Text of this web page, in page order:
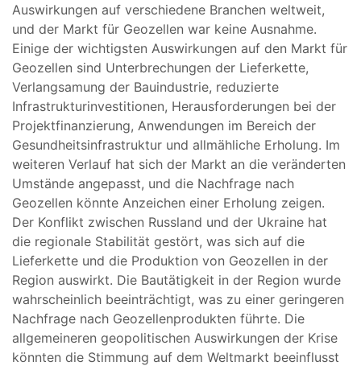
Auswirkungen auf verschiedene Branchen weltweit,
und der Markt für Geozellen war keine Ausnahme.
Einige der wichtigsten Auswirkungen auf den Markt für
Geozellen sind Unterbrechungen der Lieferkette,
Verlangsamung der Bauindustrie, reduzierte
Infrastrukturinvestitionen, Herausforderungen bei der
Projektfinanzierung, Anwendungen im Bereich der
Gesundheitsinfrastruktur und allmähliche Erholung. Im
weiteren Verlauf hat sich der Markt an die veränderten
Umstände angepasst, und die Nachfrage nach
Geozellen könnte Anzeichen einer Erholung zeigen.
Der Konflikt zwischen Russland und der Ukraine hat
die regionale Stabilität gestört, was sich auf die
Lieferkette und die Produktion von Geozellen in der
Region auswirkt. Die Bautätigkeit in der Region wurde
wahrscheinlich beeinträchtigt, was zu einer geringeren
Nachfrage nach Geozellenprodukten führte. Die
allgemeineren geopolitischen Auswirkungen der Krise
könnten die Stimmung auf dem Weltmarkt beeinflusst